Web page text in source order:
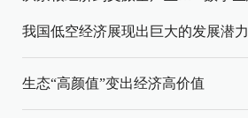
我国低空经济展现出巨大的发展潜力
生态“高颜值”变出经济高价值